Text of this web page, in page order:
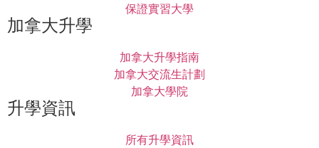
保證實習大學
加拿大升學
加拿大升學指南
加拿大交流生計劃
加拿大學院
升學資訊
所有升學資訊